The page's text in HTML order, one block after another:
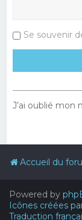
Se souvenir
J’ai oublié mon
Accueil du
Powered by
Icônes créées
Traduction